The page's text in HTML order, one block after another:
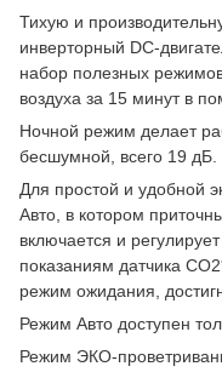
Тихую и
инверторный DC-
набор полезных
воздуха за 15 минут в
Ночной режим делает
бесшумной, всего 19 дБ.
Для простой и удобной
Авто, в котором
включается и
показаниям датчика
режим ожидания,
Режим Авто доступен
Режим ЭКО-